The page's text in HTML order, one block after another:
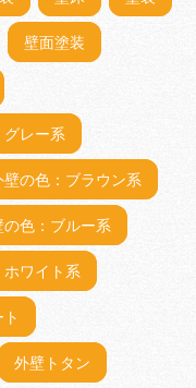
壁面塗装
グレー系
壁の色：ブラウン系
の色：ブルー系
ホワイト系
外壁トタン